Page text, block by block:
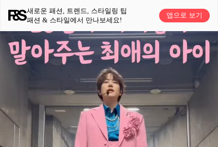
새로운 패션, 트렌드, 스타일링 팁
패션 & 스타일에서 만나보세요!
앱으로 보기